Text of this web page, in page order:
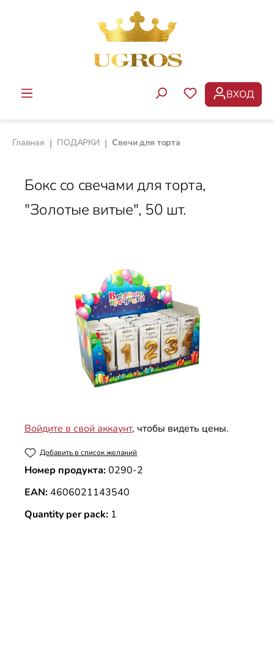
Перейти к основному содержанию
У ВАС ЕСТЬ
ВХОД
Главная | ПОДАРКИ | Свечи для торта
Бокс со свечами для торта,
"Золотые витые", 50 шт.
Войдите в свой аккаунт, чтобы видеть цены.
Добавить в список желаний
Номер продукта:0290-2
EAN:4606021143540
Quantity per pack: 1